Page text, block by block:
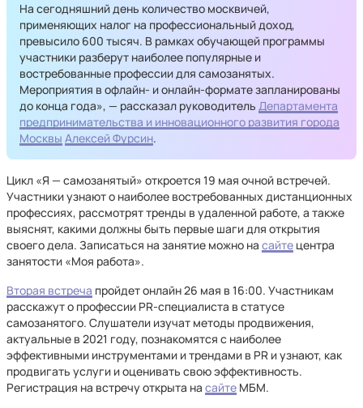
На сегодняшний день количество москвичей,
применяющих налог на профессиональный доход,
превысило 600 тысяч. В рамках обучающей программы
участники разберут наиболее популярные и
востребованные профессии для самозанятых.
Мероприятия в офлайн- и онлайн-формате запланированы
до конца года», — рассказал руководитель Департамента
предпринимательства и инновационного развития города
Москвы Алексей Фурсин.
Цикл «Я — самозанятый» откроется 19 мая очной встречей.
Участники узнают о наиболее востребованных дистанционных
профессиях, рассмотрят тренды в удаленной работе, а также
выяснят, какими должны быть первые шаги для открытия
своего дела. Записаться на занятие можно на сайте центра
занятости «Моя работа».
Вторая встреча пройдет онлайн 26 мая в 16:00. Участникам
расскажут о профессии PR-специалиста в статусе
самозанятого. Слушатели изучат методы продвижения,
актуальные в 2021 году, познакомятся с наиболее
эффективными инструментами и трендами в PR и узнают, как
продвигать услуги и оценивать свою эффективность.
Регистрация на встречу открыта на сайте МБМ.